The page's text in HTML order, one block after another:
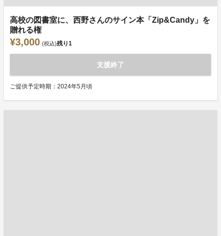
高校の図書室に、西野さんのサイン本「Zip&Candy」を
贈れる権
¥3,000 (税込)残り1
支援終了
ご提供予定時期：2024年5月頃